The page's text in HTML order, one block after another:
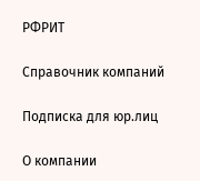
РФРИТ
Справочник компаний
Подписка для юр.лиц
О компании